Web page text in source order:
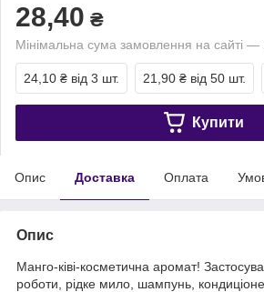
28,40 ₴
Мінімальна сума замовлення на сайті —
24,10 ₴ від 3 шт. 21,90 ₴ від 50 шт.
Купити
Опис Доставка Оплата
Опис
Манго-ківі-косметична аромат!
роботи, рідке мило, шампунь,